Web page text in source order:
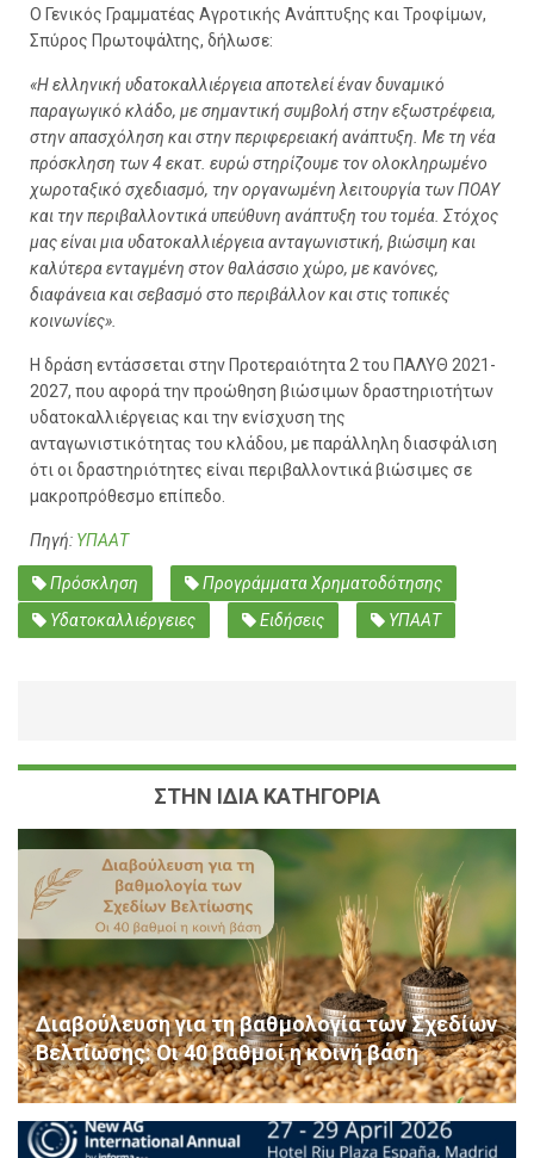
Ο Γενικός Γραμματέας Αγροτικής Ανάπτυξης και Τροφίμων,
Σπύρος Πρωτοψάλτης, δήλωσε:
«Η ελληνική υδατοκαλλιέργεια αποτελεί έναν δυναμικό
παραγωγικό κλάδο, με σημαντική συμβολή στην εξωστρέφεια,
στην απασχόληση και στην περιφερειακή ανάπτυξη. Με τη νέα
πρόσκληση των 4 εκατ. ευρώ στηρίζουμε τον ολοκληρωμένο
χωροταξικό σχεδιασμό, την οργανωμένη λειτουργία των ΠΟΑΥ
και την περιβαλλοντικά υπεύθυνη ανάπτυξη του τομέα. Στόχος
μας είναι μια υδατοκαλλιέργεια ανταγωνιστική, βιώσιμη και
καλύτερα ενταγμένη στον θαλάσσιο χώρο, με κανόνες,
διαφάνεια και σεβασμό στο περιβάλλον και στις τοπικές
κοινωνίες».
Η δράση εντάσσεται στην Προτεραιότητα 2 του ΠΑΛΥΘ 2021-
2027, που αφορά την προώθηση βιώσιμων δραστηριοτήτων
υδατοκαλλιέργειας και την ενίσχυση της
ανταγωνιστικότητας του κλάδου, με παράλληλη διασφάλιση
ότι οι δραστηριότητες είναι περιβαλλοντικά βιώσιμες σε
μακροπρόθεσμο επίπεδο.
Πηγή: ΥΠΑΑΤ
Πρόσκληση
Προγράμματα Χρηματοδότησης
Υδατοκαλλιέργειες
Ειδήσεις ΥΠΑΑΤ
ΣΤΗΝ ΙΔΙΑ ΚΑΤΗΓΟΡΙΑ
Διαβούλευση για τη βαθμολογία των Σχεδίων
Βελτίωσης: Οι 40 βαθμοί η κοινή βάση